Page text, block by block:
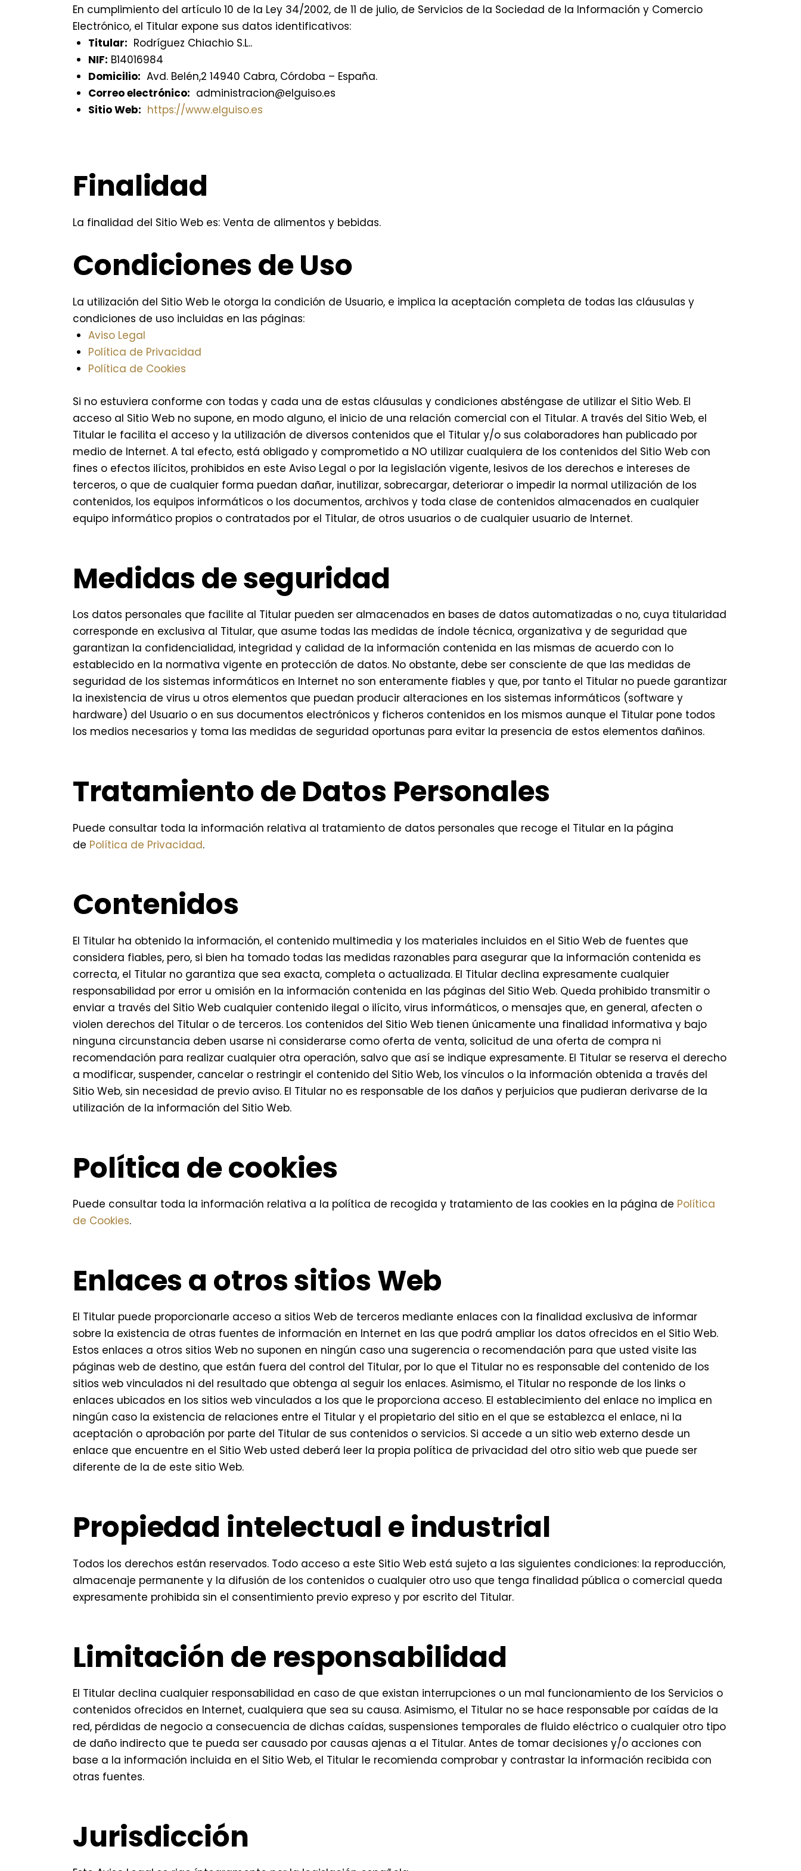
En cumplimiento del artículo 10 de la Ley 34/2002, de 11 de julio, de Servicios de la Sociedad de la Información y Comercio
Electrónico, el Titular expone sus datos identificativos:
Titular: Rodríguez Chiachio S.L..
NIF: B14016984
Domicilio: Avd. Belén,2 14940 Cabra, Córdoba – España.
Correo electrónico: administracion@elguiso.es
Sitio Web: https://www.elguiso.es
Finalidad
La finalidad del Sitio Web es: Venta de alimentos y bebidas.
Condiciones de Uso
La utilización del Sitio Web le otorga la condición de Usuario, e implica la aceptación completa de todas las cláusulas y
condiciones de uso incluidas en las páginas:
Aviso Legal
Política de Privacidad
Política de Cookies
Si no estuviera conforme con todas y cada una de estas cláusulas y condiciones absténgase de utilizar el Sitio Web. El
acceso al Sitio Web no supone, en modo alguno, el inicio de una relación comercial con el Titular. A través del Sitio Web, el
Titular le facilita el acceso y la utilización de diversos contenidos que el Titular y/o sus colaboradores han publicado por
medio de Internet. A tal efecto, está obligado y comprometido a NO utilizar cualquiera de los contenidos del Sitio Web con
fines o efectos ilícitos, prohibidos en este Aviso Legal o por la legislación vigente, lesivos de los derechos e intereses de
terceros, o que de cualquier forma puedan dañar, inutilizar, sobrecargar, deteriorar o impedir la normal utilización de los
contenidos, los equipos informáticos o los documentos, archivos y toda clase de contenidos almacenados en cualquier
equipo informático propios o contratados por el Titular, de otros usuarios o de cualquier usuario de Internet.
Medidas de seguridad
Los datos personales que facilite al Titular pueden ser almacenados en bases de datos automatizadas o no, cuya titularidad
corresponde en exclusiva al Titular, que asume todas las medidas de índole técnica, organizativa y de seguridad que
garantizan la confidencialidad, integridad y calidad de la información contenida en las mismas de acuerdo con lo
establecido en la normativa vigente en protección de datos. No obstante, debe ser consciente de que las medidas de
seguridad de los sistemas informáticos en Internet no son enteramente fiables y que, por tanto el Titular no puede garantizar
la inexistencia de virus u otros elementos que puedan producir alteraciones en los sistemas informáticos (software y
hardware) del Usuario o en sus documentos electrónicos y ficheros contenidos en los mismos aunque el Titular pone todos
los medios necesarios y toma las medidas de seguridad oportunas para evitar la presencia de estos elementos dañinos.
Tratamiento de Datos Personales
Puede consultar toda la información relativa al tratamiento de datos personales que recoge el Titular en la página
de Política de Privacidad.
Contenidos
El Titular ha obtenido la información, el contenido multimedia y los materiales incluidos en el Sitio Web de fuentes que
considera fiables, pero, si bien ha tomado todas las medidas razonables para asegurar que la información contenida es
correcta, el Titular no garantiza que sea exacta, completa o actualizada. El Titular declina expresamente cualquier
responsabilidad por error u omisión en la información contenida en las páginas del Sitio Web. Queda prohibido transmitir o
enviar a través del Sitio Web cualquier contenido ilegal o ilícito, virus informáticos, o mensajes que, en general, afecten o
violen derechos del Titular o de terceros. Los contenidos del Sitio Web tienen únicamente una finalidad informativa y bajo
ninguna circunstancia deben usarse ni considerarse como oferta de venta, solicitud de una oferta de compra ni
recomendación para realizar cualquier otra operación, salvo que así se indique expresamente. El Titular se reserva el derecho
a modificar, suspender, cancelar o restringir el contenido del Sitio Web, los vínculos o la información obtenida a través del
Sitio Web, sin necesidad de previo aviso. El Titular no es responsable de los daños y perjuicios que pudieran derivarse de la
utilización de la información del Sitio Web.
Política de cookies
Puede consultar toda la información relativa a la política de recogida y tratamiento de las cookies en la página de Política
de Cookies.
Enlaces a otros sitios Web
El Titular puede proporcionarle acceso a sitios Web de terceros mediante enlaces con la finalidad exclusiva de informar
sobre la existencia de otras fuentes de información en Internet en las que podrá ampliar los datos ofrecidos en el Sitio Web.
Estos enlaces a otros sitios Web no suponen en ningún caso una sugerencia o recomendación para que usted visite las
páginas web de destino, que están fuera del control del Titular, por lo que el Titular no es responsable del contenido de los
sitios web vinculados ni del resultado que obtenga al seguir los enlaces. Asimismo, el Titular no responde de los links o
enlaces ubicados en los sitios web vinculados a los que le proporciona acceso. El establecimiento del enlace no implica en
ningún caso la existencia de relaciones entre el Titular y el propietario del sitio en el que se establezca el enlace, ni la
aceptación o aprobación por parte del Titular de sus contenidos o servicios. Si accede a un sitio web externo desde un
enlace que encuentre en el Sitio Web usted deberá leer la propia política de privacidad del otro sitio web que puede ser
diferente de la de este sitio Web.
Propiedad intelectual e industrial
Todos los derechos están reservados. Todo acceso a este Sitio Web está sujeto a las siguientes condiciones: la reproducción,
almacenaje permanente y la difusión de los contenidos o cualquier otro uso que tenga finalidad pública o comercial queda
expresamente prohibida sin el consentimiento previo expreso y por escrito del Titular.
Limitación de responsabilidad
El Titular declina cualquier responsabilidad en caso de que existan interrupciones o un mal funcionamiento de los Servicios o
contenidos ofrecidos en Internet, cualquiera que sea su causa. Asimismo, el Titular no se hace responsable por caídas de la
red, pérdidas de negocio a consecuencia de dichas caídas, suspensiones temporales de fluido eléctrico o cualquier otro tipo
de daño indirecto que te pueda ser causado por causas ajenas a el Titular. Antes de tomar decisiones y/o acciones con
base a la información incluida en el Sitio Web, el Titular le recomienda comprobar y contrastar la información recibida con
otras fuentes.
Jurisdicción